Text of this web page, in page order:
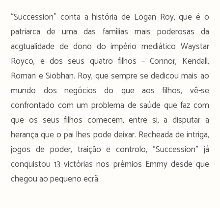
“Succession” conta a história de Logan Roy, que é o
patriarca de uma das famílias mais poderosas da
acgtualidade de dono do império mediático Waystar
Royco, e dos seus quatro filhos – Connor, Kendall,
Roman e Siobhan. Roy, que sempre se dedicou mais ao
mundo dos negócios do que aos filhos, vê-se
confrontado com um problema de saúde que faz com
que os seus filhos comecem, entre si, a disputar a
herança que o pai lhes pode deixar. Recheada de intriga,
jogos de poder, traição e controlo, “Succession” já
conquistou 13 victórias nos prémios Emmy desde que
chegou ao pequeno ecrã.